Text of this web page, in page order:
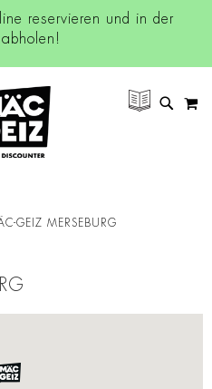
reservieren und in der
SUCHE
GEIZ MERSEBURG